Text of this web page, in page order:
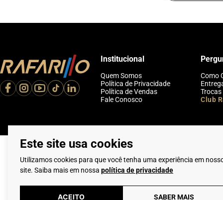
Este site usa cookies
Utilizamos cookies para que você tenha uma experiência em
site. Saiba mais em nossa política de privacidade
ACEITO SABER MAIS
Institucional
Quem Somos
Política de Privacidade
Política de Vendas
Fale Conosco
Como
Trocas
Club
Flamarian